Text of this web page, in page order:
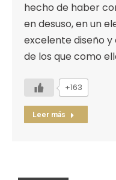
hecho de haber
en desuso, en un
excelente diseño y
de los que como
+163
Leer más